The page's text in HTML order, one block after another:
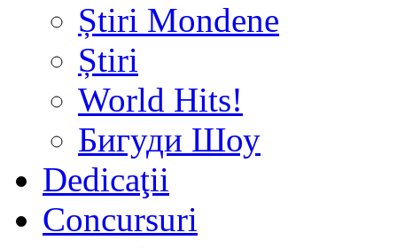
Știri Mondene
Știri
World Hits!
Бигуди Шоу
Dedicaţii
Concursuri